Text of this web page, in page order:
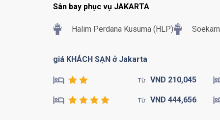
Sân bay phục vụ JAKARTA
Halim Perdana Kusuma (HLP)
giá KHÁCH SẠN ở Jakarta
Từ VND 210,045
Từ VND 444,656